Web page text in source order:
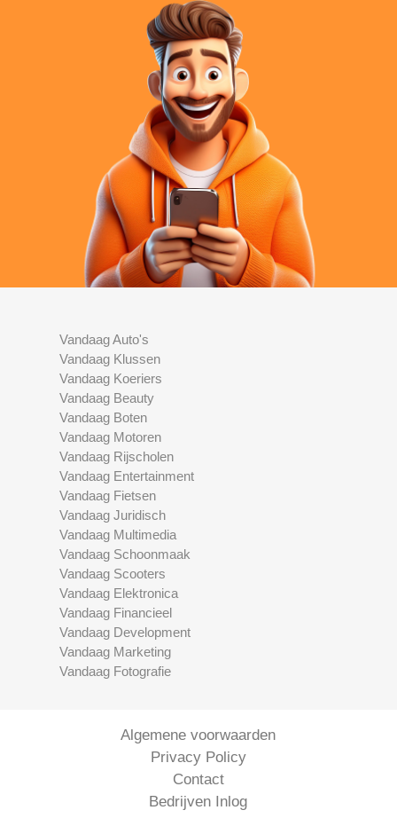
Vandaag Auto's
Vandaag Klussen
Vandaag Koeriers
Vandaag Beauty
Vandaag Boten
Vandaag Motoren
Vandaag Rijscholen
Vandaag Entertainment
Vandaag Fietsen
Vandaag Juridisch
Vandaag Multimedia
Vandaag Schoonmaak
Vandaag Scooters
Vandaag Elektronica
Vandaag Financieel
Vandaag Development
Vandaag Marketing
Vandaag Fotografie
Algemene voorwaarden
Privacy Policy
Contact
Bedrijven Inlog